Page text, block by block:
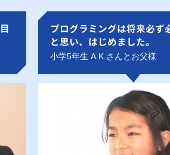
プログラミングは将来必ず
と思い、はじめました。
小学5年生 A.K.さんとお父様